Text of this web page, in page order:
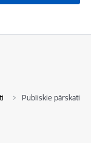
Publiskie pārskati